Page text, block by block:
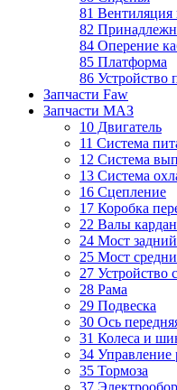
81 Вентиляция
82
84 Оперение
85 Платформа
86 Устройство
Запчасти Faw
Запчасти МАЗ
10 Двигатель
11 Система
12 Система
13 Система
16 Сцепление
17 Коробка
22 Валы
24 Мост задний
25 Мост
27 Устройство
28 Рама
29 Подвеска
30 Ось
31 Колеса и
34 Управление
35 Тормоза
37